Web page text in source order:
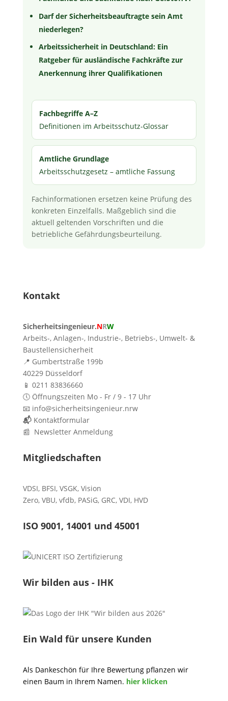
Darf der Sicherheitsbeauftragte sein Amt
niederlegen?
Arbeitssicherheit in Deutschland: Ein
Ratgeber für ausländische Fachkräfte zur
Anerkennung ihrer Qualifikationen
Fachbegriffe A–Z
Definitionen im Arbeitsschutz-Glossar
Amtliche Grundlage
Arbeitsschutzgesetz – amtliche Fassung
Fachinformationen ersetzen keine Prüfung des
konkreten Einzelfalls. Maßgeblich sind die
aktuell geltenden Vorschriften und die
betriebliche Gefährdungsbeurteilung.
Kontakt
Sicherheitsingenieur.NRW
Arbeits-, Anlagen-, Industrie-, Betriebs-, Umwelt- &
Baustellensicherheit
📍 Gumbertstraße 199b
40229 Düsseldorf
📱 0211 83836660
🕔 Öffnungszeiten Mo - Fr / 9 - 17 Uhr
📧 info@sicherheitsingenieur.nrw
📬 Kontaktformular
📰 Newsletter Anmeldung
Mitgliedschaften
VDSI, BFSI, VSGK, Vision
Zero, VBU, vfdb, PASiG, GRC, VDI, HVD
ISO 9001, 14001 und 45001
Wir bilden aus - IHK
Ein Wald für unsere Kunden
Als Dankeschön für Ihre Bewertung pflanzen wir
einen Baum in Ihrem Namen. hier klicken